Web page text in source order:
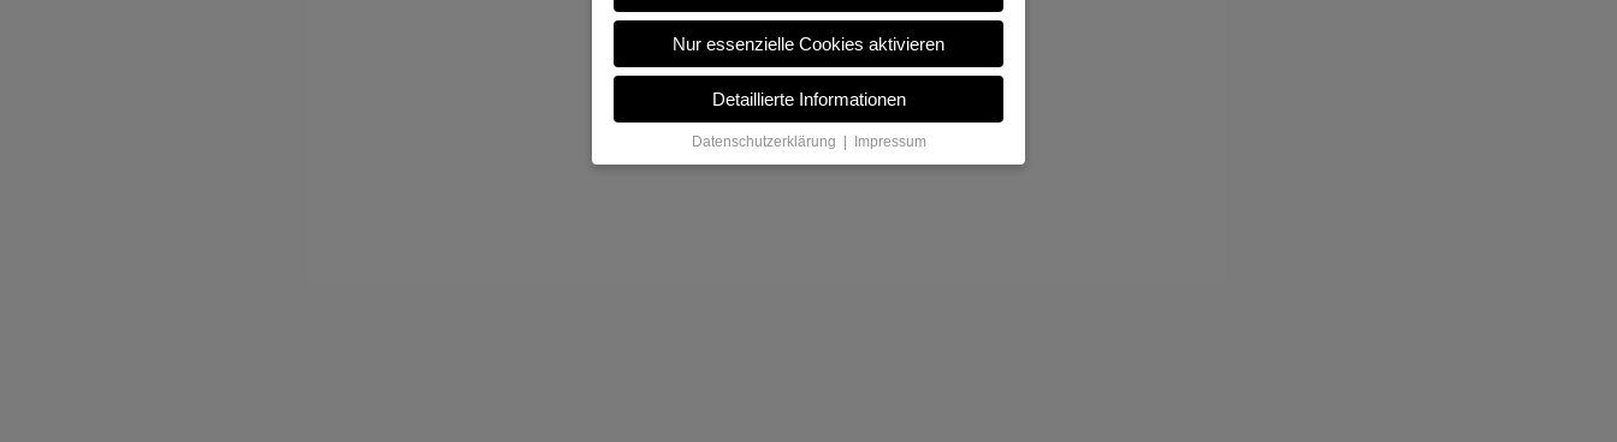
Nur essenzielle Cookies aktivieren
Detaillierte Informationen
Datenschutzerklärung | Impressum